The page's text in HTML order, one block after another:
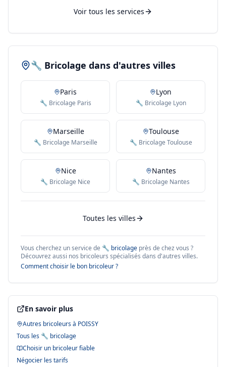
Voir tous les services
🔧 Bricolage dans d'autres villes
Paris
🔧 Bricolage Paris
Lyon
🔧 Bricolage Lyon
Marseille
🔧 Bricolage Marseille
Toulouse
🔧 Bricolage Toulouse
Nice
🔧 Bricolage Nice
Nantes
🔧 Bricolage Nantes
Toutes les villes
Vous cherchez un service de 🔧 bricolage près de chez vous ?
Découvrez aussi nos bricoleurs spécialisés dans d'autres villes.
Comment choisir le bon bricoleur ?
En savoir plus
Autres bricoleurs à POISSY
Tous les 🔧 bricolage
Choisir un bricoleur fiable
Négocier les tarifs